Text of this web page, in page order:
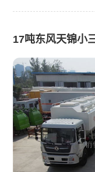
17吨东风天锦小